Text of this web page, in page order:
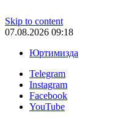
Skip to content
07.08.2026 09:18
Юртимизда
Telegram
Instagram
Facebook
YouTube